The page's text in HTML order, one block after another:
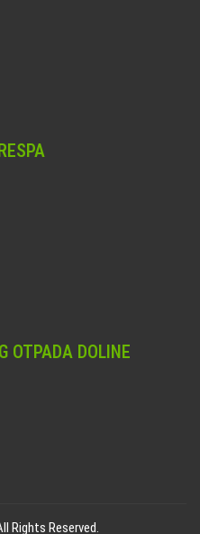
OTPADA DOLINE
Rights Reserved.